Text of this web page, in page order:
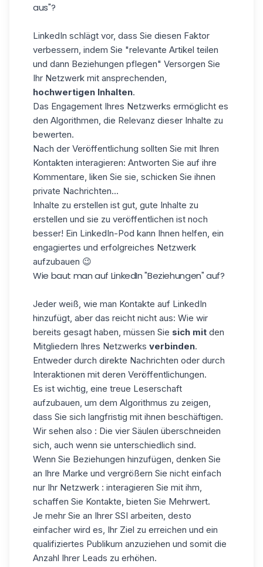
aus"?
LinkedIn schlägt vor, dass Sie diesen Faktor
verbessern, indem Sie "relevante Artikel teilen
und dann Beziehungen pflegen" Versorgen Sie
Ihr Netzwerk mit ansprechenden,
hochwertigen Inhalten.
Das Engagement Ihres Netzwerks ermöglicht es
den Algorithmen, die Relevanz dieser Inhalte zu
bewerten.
Nach der Veröffentlichung sollten Sie mit Ihren
Kontakten interagieren: Antworten Sie auf ihre
Kommentare, liken Sie sie, schicken Sie ihnen
private Nachrichten...
Inhalte zu erstellen ist gut, gute Inhalte zu
erstellen und sie zu veröffentlichen ist noch
besser! Ein LinkedIn-Pod kann Ihnen helfen, ein
engagiertes und erfolgreiches Netzwerk
aufzubauen 😉
Wie baut man auf LinkedIn "Beziehungen" auf?
Jeder weiß, wie man Kontakte auf LinkedIn
hinzufügt, aber das reicht nicht aus: Wie wir
bereits gesagt haben, müssen Sie sich mit den
Mitgliedern Ihres Netzwerks verbinden.
Entweder durch direkte Nachrichten oder durch
Interaktionen mit deren Veröffentlichungen.
Es ist wichtig, eine treue Leserschaft
aufzubauen, um dem Algorithmus zu zeigen,
dass Sie sich langfristig mit ihnen beschäftigen.
Wir sehen also : Die vier Säulen überschneiden
sich, auch wenn sie unterschiedlich sind.
Wenn Sie Beziehungen hinzufügen, denken Sie
an Ihre Marke und vergrößern Sie nicht einfach
nur Ihr Netzwerk : interagieren Sie mit ihm,
schaffen Sie Kontakte, bieten Sie Mehrwert.
Je mehr Sie an Ihrer SSI arbeiten, desto
einfacher wird es, Ihr Ziel zu erreichen und ein
qualifiziertes Publikum anzuziehen und somit die
Anzahl Ihrer Leads zu erhöhen.